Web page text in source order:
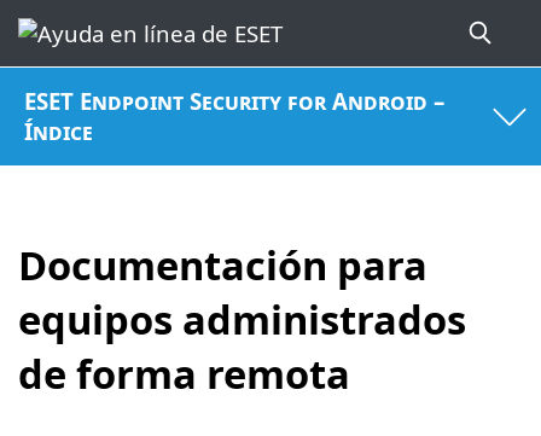
ESET Endpoint Security for Android –
Índice
Documentación para
equipos administrados
de forma remota